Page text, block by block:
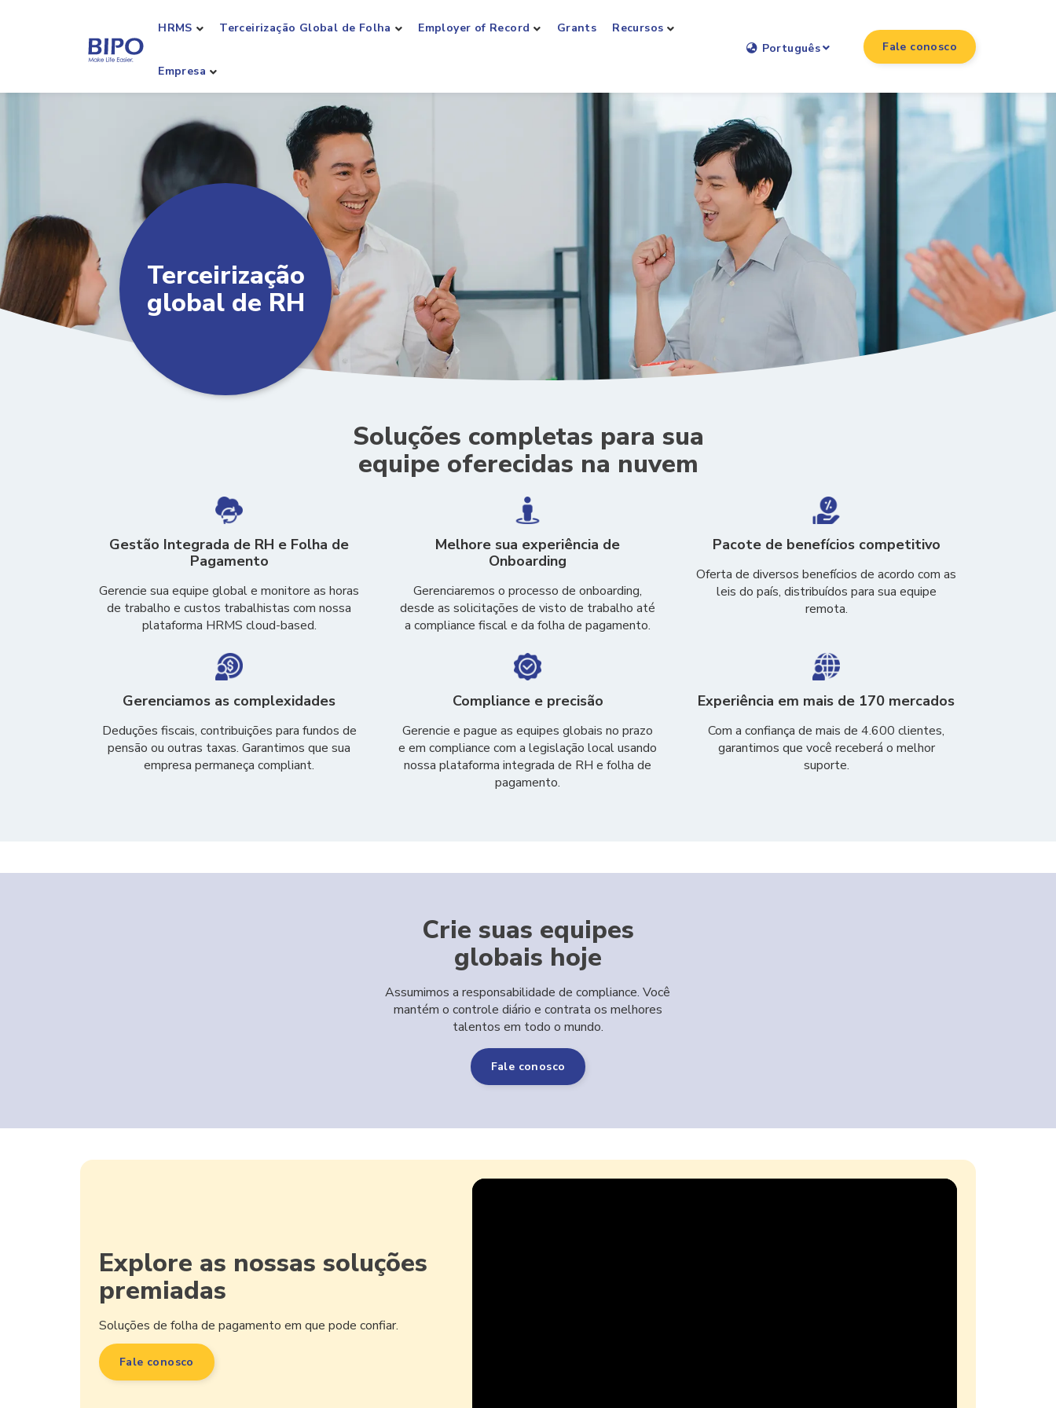
HRMS Terceirização Global de Folha Employer of Record Grants Recursos
Empresa
Português Fale conosco
Terceirização
global de RH
Soluções completas para sua
equipe oferecidas na nuvem
Gestão Integrada de RH e Folha de
Pagamento
Gerencie sua equipe global e monitore as horas
de trabalho e custos trabalhistas com nossa
plataforma HRMS cloud-based.
Melhore sua experiência de
Onboarding
Gerenciaremos o processo de onboarding,
desde as solicitações de visto de trabalho até
a compliance fiscal e da folha de pagamento.
Pacote de benefícios competitivo
Oferta de diversos benefícios de acordo com as
leis do país, distribuídos para sua equipe
remota.
Gerenciamos as complexidades
Deduções fiscais, contribuições para fundos de
pensão ou outras taxas. Garantimos que sua
empresa permaneça compliant.
Compliance e precisão
Gerencie e pague as equipes globais no prazo
e em compliance com a legislação local usando
nossa plataforma integrada de RH e folha de
pagamento.
Experiência em mais de 170 mercados
Com a confiança de mais de 4.600 clientes,
garantimos que você receberá o melhor
suporte.
Crie suas equipes
globais hoje
Assumimos a responsabilidade de compliance. Você
mantém o controle diário e contrata os melhores
talentos em todo o mundo.
Fale conosco
Explore as nossas soluções
premiadas
Soluções de folha de pagamento em que pode confiar.
Fale conosco